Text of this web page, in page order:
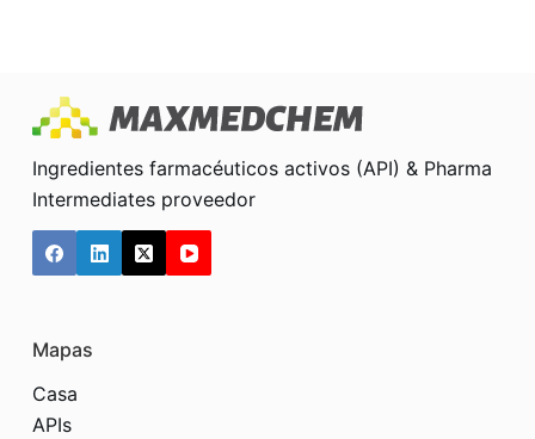
Ingredientes farmacéuticos activos (API) & Pharma
Intermediates proveedor
Mapas
Casa
APIs